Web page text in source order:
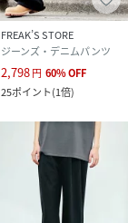
FREAK’S STORE
ジーンズ・デニムパンツ
2,798円 60%OFF
25ポイント(1倍)